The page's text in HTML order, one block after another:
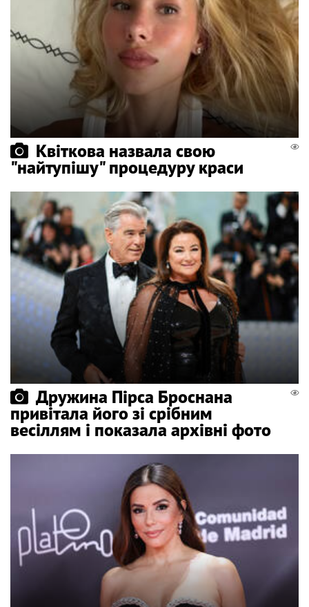
Квіткова назвала свою
"найтупішу" процедуру краси
Дружина Пірса Броснана
привітала його зі срібним
весіллям і показала архівні фото